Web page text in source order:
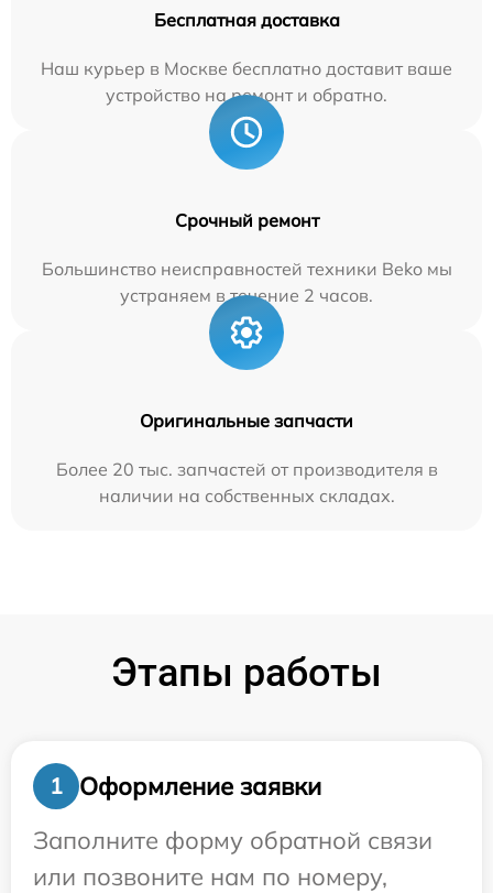
Бесплатная доставка
Наш курьер в Москве бесплатно доставит ваше
устройство на ремонт и обратно.
Срочный ремонт
Большинство неисправностей техники Beko мы
устраняем в течение 2 часов.
Оригинальные запчасти
Более 20 тыс. запчастей от производителя в
наличии на собственных складах.
Этапы работы
1
Оформление заявки
Заполните форму обратной связи
или позвоните нам по номеру,